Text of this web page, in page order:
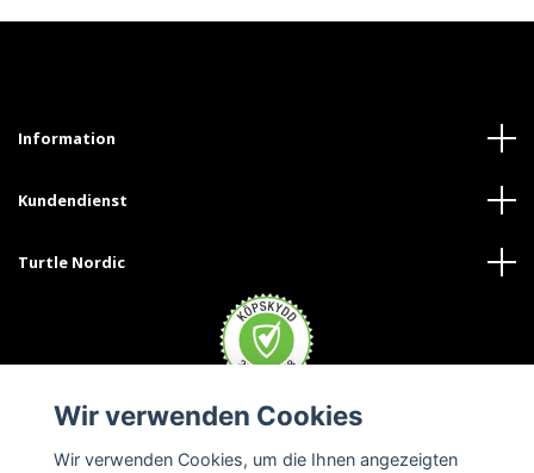
Information
Kundendienst
Turtle Nordic
Wir verwenden Cookies
Wir verwenden Cookies, um die Ihnen angezeigten